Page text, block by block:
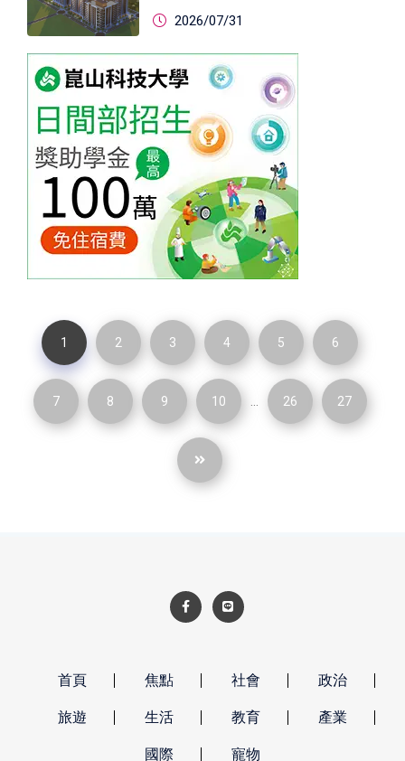
2026/07/31
1 2 3 4 5 6
7 8 9 10 ... 26 27
首頁 焦點 社會 政治
旅遊 生活 教育 產業
國際 寵物